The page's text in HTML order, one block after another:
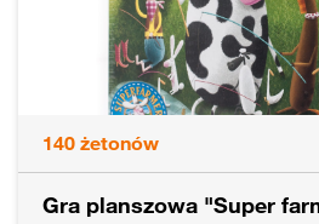
140 żetonów
Gra planszowa "Super